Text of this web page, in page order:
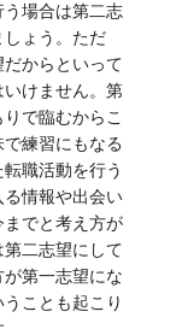
場合は第二志
ょう。ただ
だからといって
けません。第
で臨むからこ
練習にもなる
職活動を行う
る情報や出会い
でと考え方が
二志望にして
第一志望にな
ことも起こり